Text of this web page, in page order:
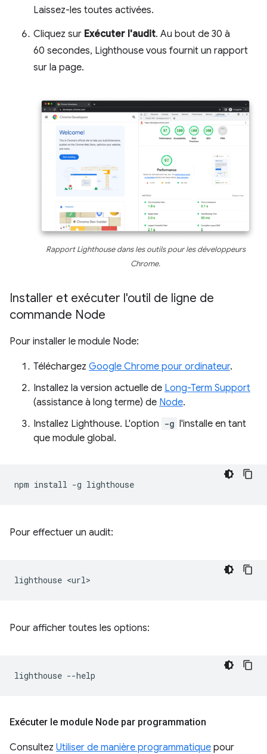
Laissez-les toutes activées.
Cliquez sur Exécuter l'audit. Au bout de 30 à
60 secondes, Lighthouse vous fournit un rapport
sur la page.
Rapport Lighthouse dans les outils pour les développeurs
Chrome.
Installer et exécuter l'outil de ligne de
commande Node
Pour installer le module Node:
Téléchargez Google Chrome pour ordinateur.
Installez la version actuelle de Long-Term Support
(assistance à long terme) de Node.
Installez Lighthouse. L'option -g l'installe en tant
que module global.
npm install -g
Pour effectuer un audit:
lighthouse
Pour afficher toutes les options:
lighthouse
Exécuter le module Node par programmation
Consultez Utiliser de manière programmatique pour